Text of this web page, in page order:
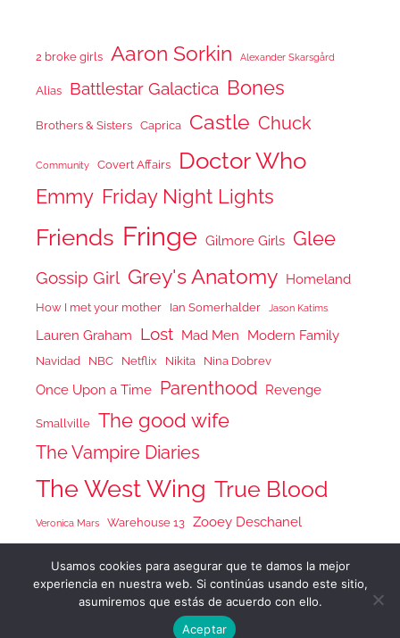
2 broke girls Aaron Sorkin Alexander Skarsgård
Alias Battlestar Galactica Bones
Brothers & Sisters Caprica Castle Chuck
Community Covert Affairs Doctor Who
Emmy Friday Night Lights
Friends Fringe Gilmore Girls Glee
Gossip Girl Grey's Anatomy Homeland
How I met your mother Ian Somerhalder Jason Katims
Lauren Graham Lost Mad Men Modern Family
Navidad NBC Netflix Nikita Nina Dobrev
Once Upon a Time Parenthood Revenge
Smallville The good wife
The Vampire Diaries
The West Wing True Blood
Veronica Mars Warehouse 13 Zooey Deschanel
Tema para WordPress: Donovan de ThemeZee.
Usamos cookies para asegurar que te damos la mejor
experiencia en nuestra web. Si continúas usando este sitio,
asumiremos que estás de acuerdo con ello.
Aceptar